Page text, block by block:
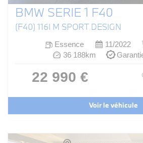
BMW SERIE 1 F40
(F40) 116I M SPORT DESIGN
Essence 11/2022
36 188km
22 990 €
Voir le véhicule